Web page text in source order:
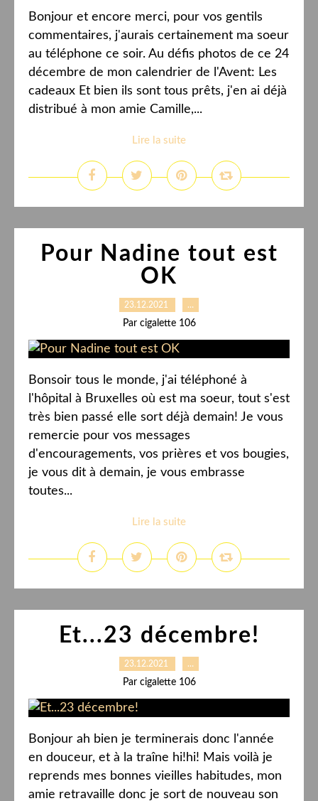
Bonjour et encore merci, pour vos gentils
commentaires, j'aurais certainement ma soeur
au téléphone ce soir. Au défis photos de ce 24
décembre de mon calendrier de l'Avent: Les
cadeaux Et bien ils sont tous prêts, j'en ai déjà
distribué à mon amie Camille,...
Lire la suite
Pour Nadine tout est
OK
23.12.2021 …
Par cigalette 106
Bonsoir tous le monde, j'ai téléphoné à
l'hôpital à Bruxelles où est ma soeur, tout s'est
très bien passé elle sort déjà demain! Je vous
remercie pour vos messages
d'encouragements, vos prières et vos bougies,
je vous dit à demain, je vous embrasse
toutes...
Lire la suite
Et...23 décembre!
23.12.2021 …
Par cigalette 106
Bonjour ah bien je terminerais donc l'année
en douceur, et à la traîne hi!hi! Mais voilà je
reprends mes bonnes vieilles habitudes, mon
amie retravaille donc je sort de nouveau son